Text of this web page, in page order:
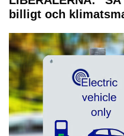
billigt och